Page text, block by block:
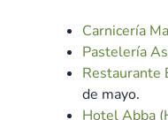
Carnicería
Pastelería
Restaurante
de mayo.
Hotel Abba